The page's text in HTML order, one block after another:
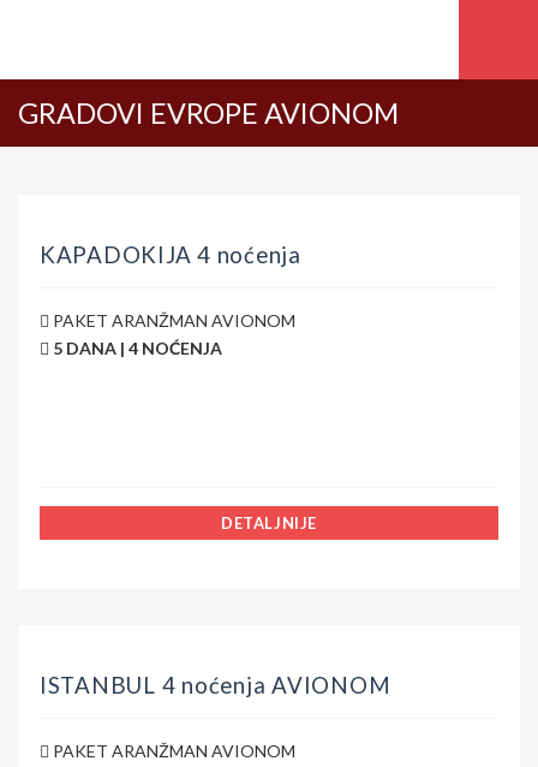
GRADOVI EVROPE AVIONOM
KAPADOKIJA 4 noćenja
PAKET ARANŽMAN AVIONOM
5 DANA | 4 NOĆENJA
DETALJNIJE
ISTANBUL 4 noćenja AVIONOM
PAKET ARANŽMAN AVIONOM